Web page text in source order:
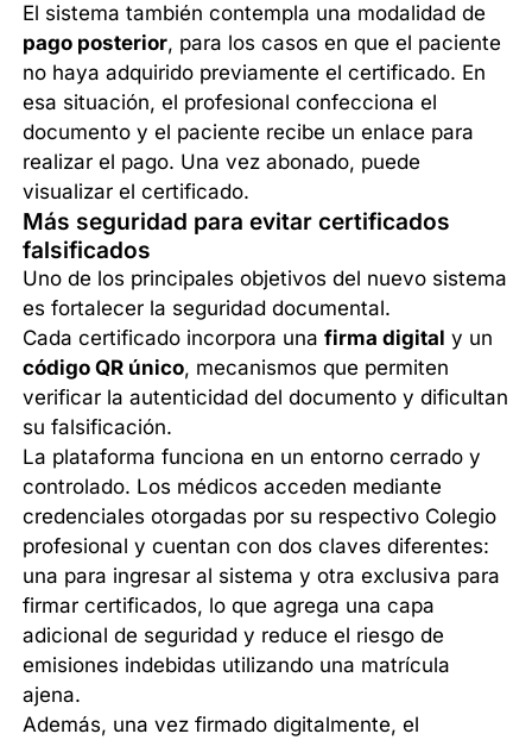
El sistema también contempla una modalidad de
pago posterior, para los casos en que el paciente
no haya adquirido previamente el certificado. En
esa situación, el profesional confecciona el
documento y el paciente recibe un enlace para
realizar el pago. Una vez abonado, puede
visualizar el certificado.
Más seguridad para evitar certificados
falsificados
Uno de los principales objetivos del nuevo sistema
es fortalecer la seguridad documental.
Cada certificado incorpora unafirma digital y un
código QR único, mecanismos que permiten
verificar la autenticidad del documento y dificultan
su falsificación.
La plataforma funciona en un entorno cerrado y
controlado. Los médicos acceden mediante
credenciales otorgadas por su respectivo Colegio
profesional y cuentan con dos claves diferentes:
una para ingresar al sistema y otra exclusiva para
firmar certificados, lo que agrega una capa
adicional de seguridad y reduce el riesgo de
emisiones indebidas utilizando una matrícula
ajena.
Además, una vez firmado digitalmente, el